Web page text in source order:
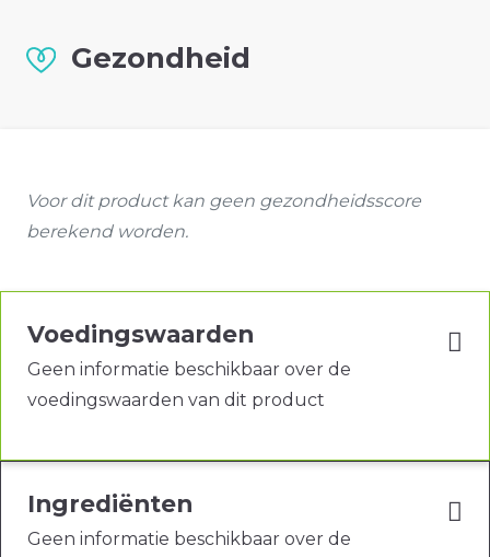
Gezondheid
Voor dit product kan geen gezondheidsscore
berekend worden.
Voedingswaarden
Geen informatie beschikbaar over de
voedingswaarden van dit product
Ingrediënten
Geen informatie beschikbaar over de